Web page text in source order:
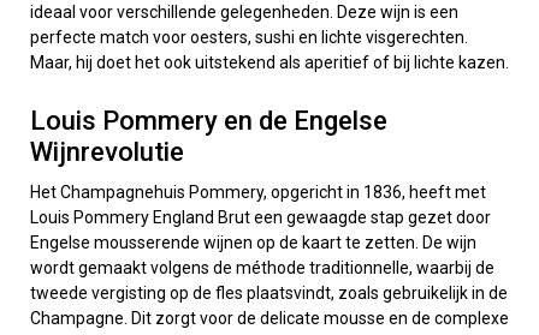
ideaal voor verschillende gelegenheden. Deze wijn is een
perfecte match voor oesters, sushi en lichte visgerechten.
Maar, hij doet het ook uitstekend als aperitief of bij lichte kazen.
Louis Pommery en de Engelse
Wijnrevolutie
Het Champagnehuis Pommery, opgericht in 1836, heeft met
Louis Pommery England Brut een gewaagde stap gezet door
Engelse mousserende wijnen op de kaart te zetten. De wijn
wordt gemaakt volgens de méthode traditionnelle, waarbij de
tweede vergisting op de fles plaatsvindt, zoals gebruikelijk in de
Champagne. Dit zorgt voor de delicate mousse en de complexe